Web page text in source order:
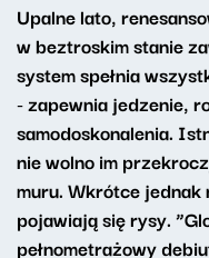
Upalne lato,
w beztroskim stanie
system spełnia
- zapewnia jedzenie,
samodoskonalenia.
nie wolno im
muru. Wkrótce
pojawiają się rysy.
pełnometrażowy